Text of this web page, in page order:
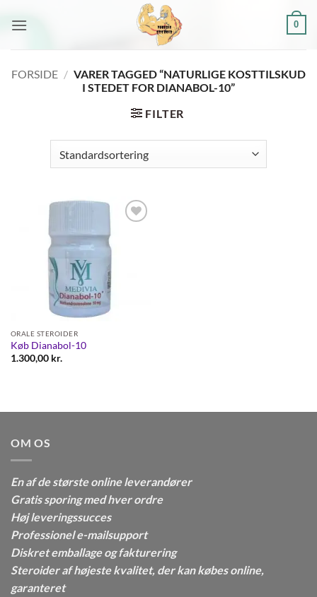
0
FORSIDE / VARER TAGGED “NATURLIGE KOSTTILSKUD
I STEDET FOR DIANABOL-10”
FILTER
ORALE STEROIDER
Køb Dianabol-10
1.300,00 kr.
OM OS
En af de største online leverandører
Gratis sporing med hver ordre
Høj leveringssucces
Professionel e-mailsupport
Diskret emballage og fakturering
Steroider af højeste kvalitet, der kan købes online,
garanteret